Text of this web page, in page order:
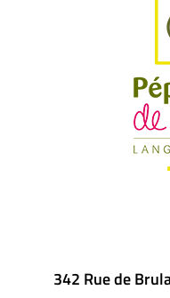
342 Rue de